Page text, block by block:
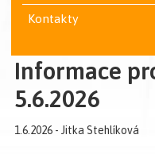
Kontakty
Informace
5.6.2026
1.6.2026 - Jitka Stehlíková